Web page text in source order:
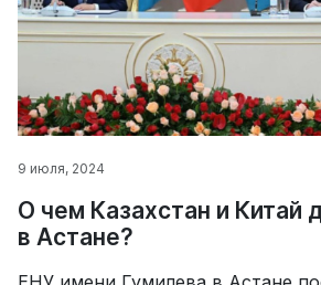
9 июля, 2024
О чем Казахстан и Китай
в Астане?